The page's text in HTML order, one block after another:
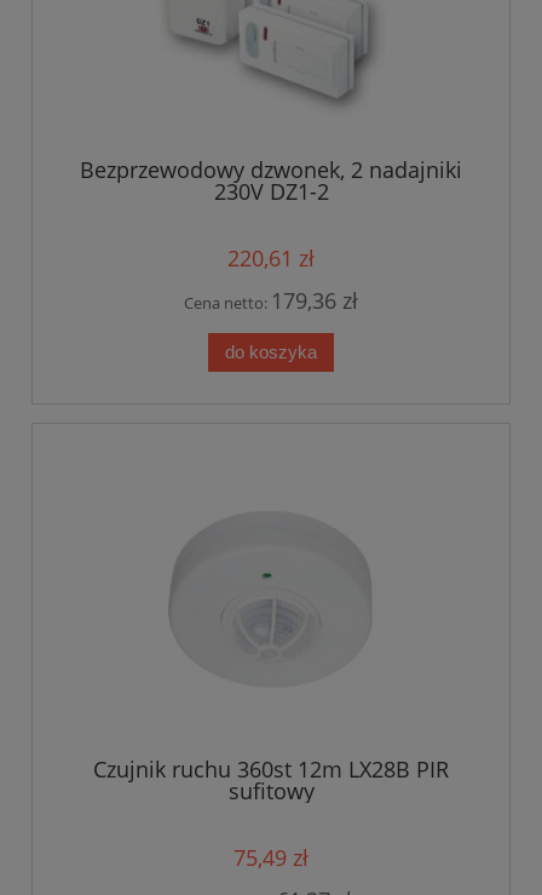
Bezprzewodowy dzwonek, 2 nadajniki
230V DZ1-2
220,61 zł
Cena netto: 179,36 zł
do koszyka
Czujnik ruchu 360st 12m LX28B PIR
sufitowy
75,49 zł